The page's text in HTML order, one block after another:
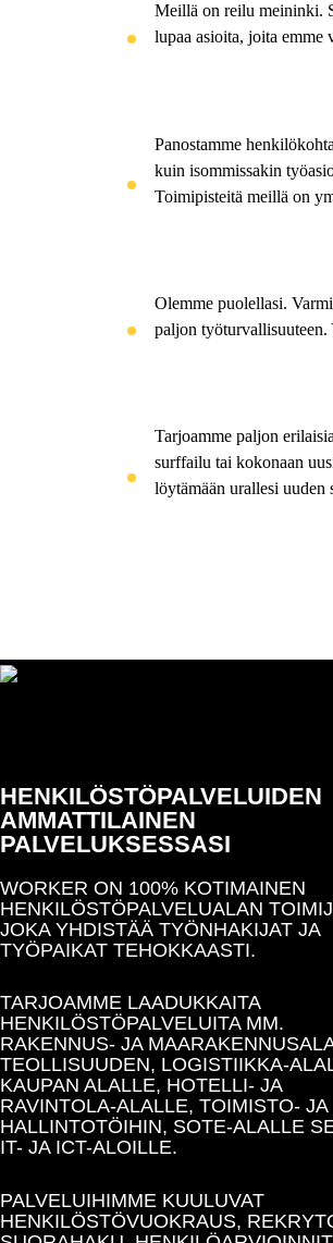
Meillä on reilu meininki.
lupaa asioita, joita emme
Panostamme
kuin isommissakin
Toimipisteitä meillä on
Olemme puolellasi.
paljon työturvallisuuteen.
Tarjoamme paljon
surffailu tai kokonaan
löytämään urallesi uuden
HENKILÖSTÖPALVELUIDEN
AMMATTILAINEN
PALVELUKSESSASI
WORKER ON 100% KOTIMAINEN
HENKILÖSTÖPALVELUALAN
JOKA YHDISTÄÄ TYÖNHAKIJAT JA
TYÖPAIKAT TEHOKKAASTI.
TARJOAMME LAADUKKAITA
HENKILÖSTÖPALVELUITA MM.
RAKENNUS- JA
TEOLLISUUDEN, LOGISTIIKKA-
KAUPAN ALALLE, HOTELLI- JA
RAVINTOLA-ALALLE, TOIMISTO- JA
HALLINTOTÖIHIN, SOTE-ALALLE
IT- JA ICT-ALOILLE.
PALVELUIHIMME KUULUVAT
HENKILÖSTÖVUOKRAUS,